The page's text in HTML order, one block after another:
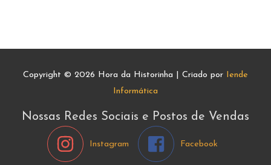
Copyright © 2026 Hora da Historinha | Criado por
Iende
Informática
Nossas Redes Sociais e Postos de Vendas
Instagram Facebook